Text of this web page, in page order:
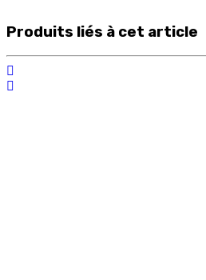
Produits liés à cet article